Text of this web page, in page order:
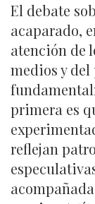
El debate
acaparado,
atención de
medios y
primera es
reflejan